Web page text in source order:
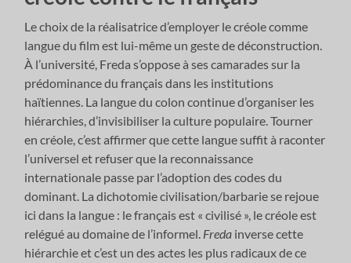
Le choix de la réalisatrice d’employer le créole comme
langue du film est lui-même un geste de déconstruction.
À l’université, Freda s’oppose à ses camarades sur la
prédominance du français dans les institutions
haïtiennes. La langue du colon continue d’organiser les
hiérarchies, d’invisibiliser la culture populaire. Tourner
en créole, c’est affirmer que cette langue suffit à raconter
l’universel et refuser que la reconnaissance
internationale passe par l’adoption des codes du
dominant. La dichotomie civilisation/barbarie se rejoue
ici dans la langue : le français est « civilisé », le créole est
relégué au domaine de l’informel. Freda inverse cette
hiérarchie et c’est un des actes les plus radicaux de ce